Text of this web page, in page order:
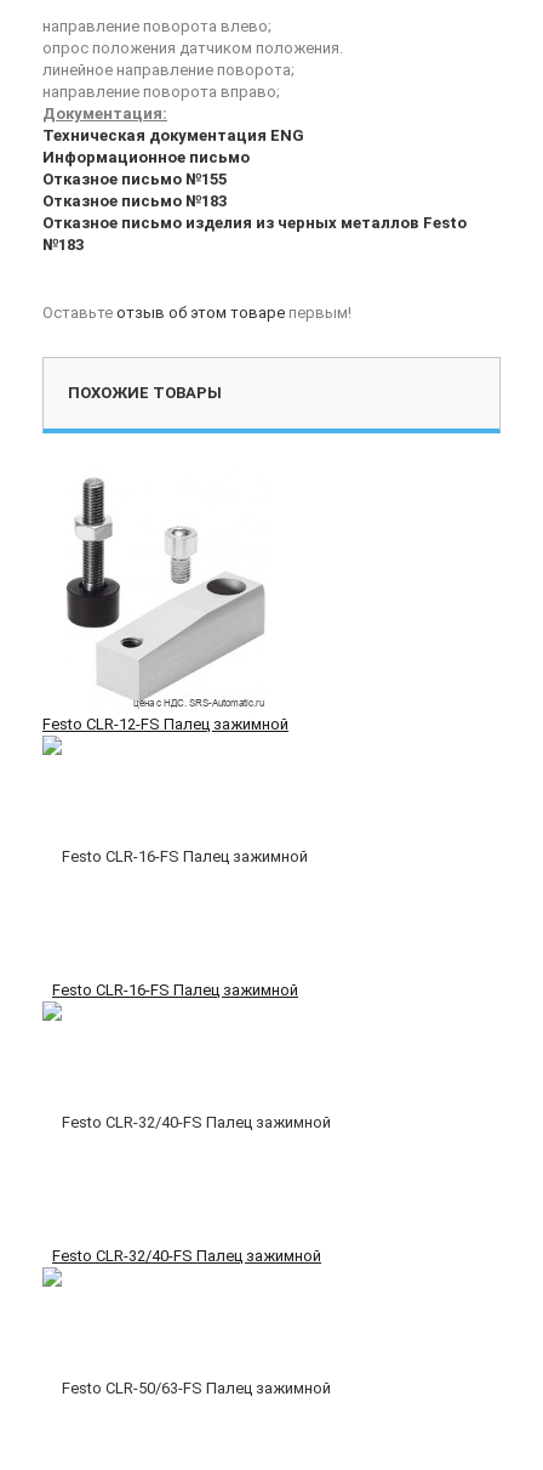
направление поворота влево;
опрос положения датчиком положения.
линейное направление поворота;
направление поворота вправо;
Документация:
Техническая документация ENG
Информационное письмо
Отказное письмо №155
Отказное письмо №183
Отказное письмо изделия из черных металлов Festo
№183
Оставьте отзыв об этом товаре первым!
ПОХОЖИЕ ТОВАРЫ
Festo CLR-12-FS Палец зажимной
Festo CLR-16-FS Палец зажимной
Festo CLR-32/40-FS Палец зажимной